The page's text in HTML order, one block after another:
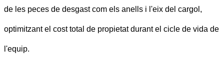
de les peces de desgast com els anells i l'eix del cargol,
optimitzant el cost total de propietat durant el cicle de vida de
l'equip.